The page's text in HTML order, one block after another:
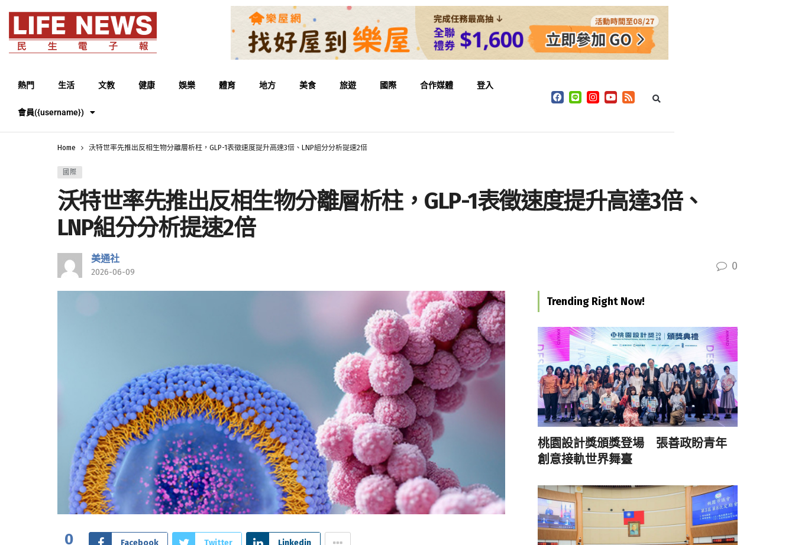
熱門 生活 文教 健康 娛樂 體育 地方 美食 旅遊 國際 合作媒體 登入
會員({username})
Home 沃特世率先推出反相生物分離層析柱，GLP-1表徵速度提升高達3倍、LNP組分分析提速2倍
國際
沃特世率先推出反相生物分離層析柱，GLP-1表徵速度提升高達3倍、
LNP組分分析提速2倍
美通社
2026-06-09 0
0 Facebook Twitter Linkedin
Trending Right Now!
桃園設計獎頒獎登場 張善政盼青年
創意接軌世界舞臺